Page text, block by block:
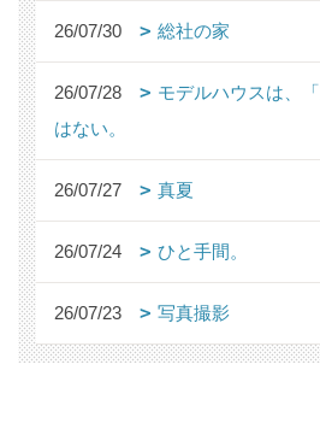
26/07/30 総社の家
26/07/28
モデルハウスは、
はない。
26/07/27 真夏
26/07/24 ひと手間。
26/07/23 写真撮影